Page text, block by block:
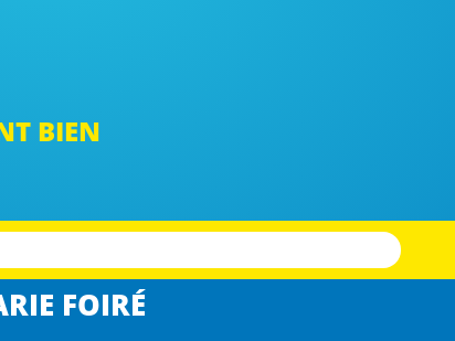
BIEN
FOIRÉ